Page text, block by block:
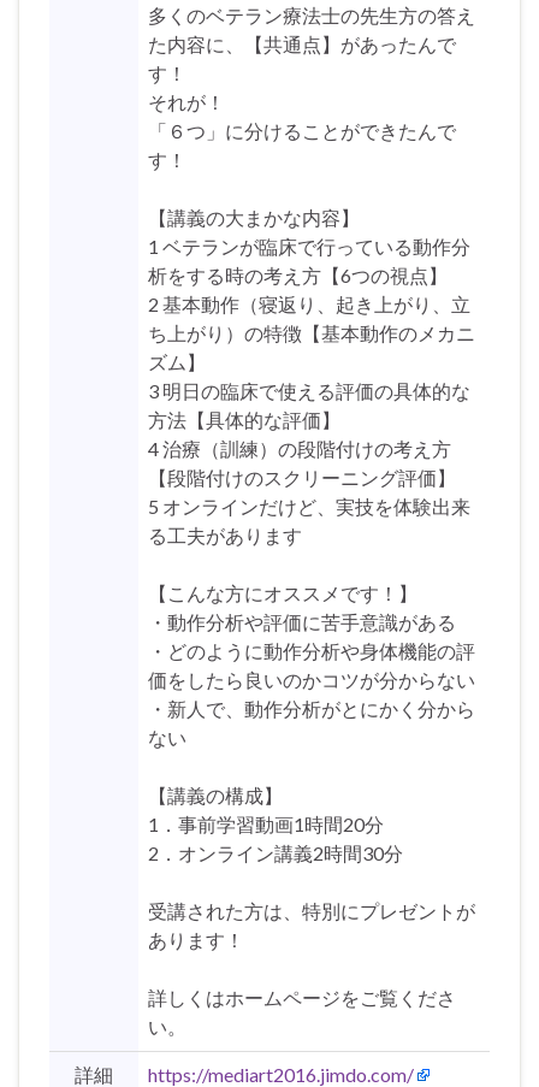
多くのベテラン療法士の先生方の答え
た内容に、【共通点】があったんで
す！
それが！
「６つ」に分けることができたんで
す！
【講義の大まかな内容】
1 ベテランが臨床で行っている動作分
析をする時の考え方【6つの視点】
2 基本動作（寝返り、起き上がり、立
ち上がり）の特徴【基本動作のメカニ
ズム】
3 明日の臨床で使える評価の具体的な
方法【具体的な評価】
4 治療（訓練）の段階付けの考え方
【段階付けのスクリーニング評価】
5 オンラインだけど、実技を体験出来
る工夫があります
【こんな方にオススメです！】
・動作分析や評価に苦手意識がある
・どのように動作分析や身体機能の評
価をしたら良いのかコツが分からない
・新人で、動作分析がとにかく分から
ない
【講義の構成】
1．事前学習動画1時間20分
2．オンライン講義2時間30分
受講された方は、特別にプレゼントが
あります！
詳しくはホームページをご覧くださ
い。
詳細 https://mediart2016.jimdo.com/